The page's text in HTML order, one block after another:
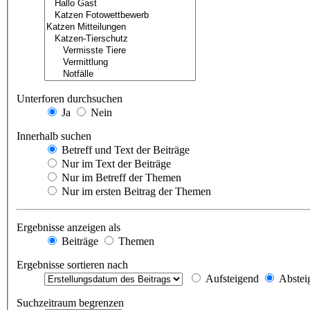
Unterforen durchsuchen
Ja
Nein
Innerhalb suchen
Betreff und Text der Beiträge
Nur im Text der Beiträge
Nur im Betreff der Themen
Nur im ersten Beitrag der Themen
Ergebnisse anzeigen als
Beiträge
Themen
Ergebnisse sortieren nach
Aufsteigend
Suchzeitraum begrenzen